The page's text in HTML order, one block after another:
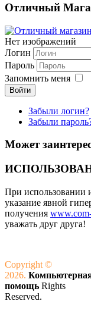
Отличный
Нет изображений
Логин
Пароль
Запомнить меня
Войти
Забыли логин?
Забыли
Может
При использовании
указание явной
получения
уважать друг друга!
Copyright ©
2026.
помощь Rights
Reserved.